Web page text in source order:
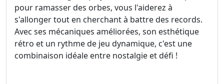
pour ramasser des orbes, vous l'aiderez à
s'allonger tout en cherchant à battre des records.
Avec ses mécaniques améliorées, son esthétique
rétro et un rythme de jeu dynamique, c'est une
combinaison idéale entre nostalgie et défi !